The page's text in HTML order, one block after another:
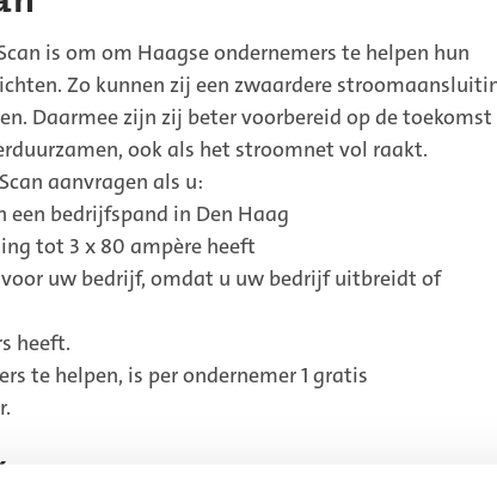
is om om Haagse ondernemers te helpen hun
Zo kunnen zij een zwaardere
Daarmee zijn zij beter voorbereid op de toekomst
ook als het stroomnet vol raakt.
aanvragen als u:
een bedrijfspand in Den Haag
tot 3 x 80 ampère heeft
uw bedrijf, omdat u uw bedrijf uitbreidt of
heeft.
te helpen, is per ondernemer 1 gratis